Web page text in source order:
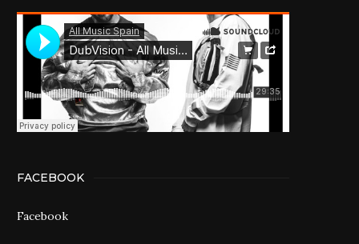
FACEBOOK
Facebook